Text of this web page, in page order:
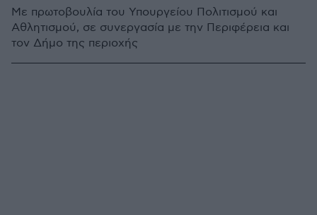
Με πρωτοβουλία του Υπουργείου Πολιτισμού και
Αθλητισμού, σε συνεργασία με την Περιφέρεια και
τον Δήμο της περιοχής